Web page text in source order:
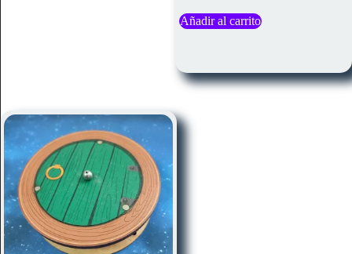
Añadir al carrito